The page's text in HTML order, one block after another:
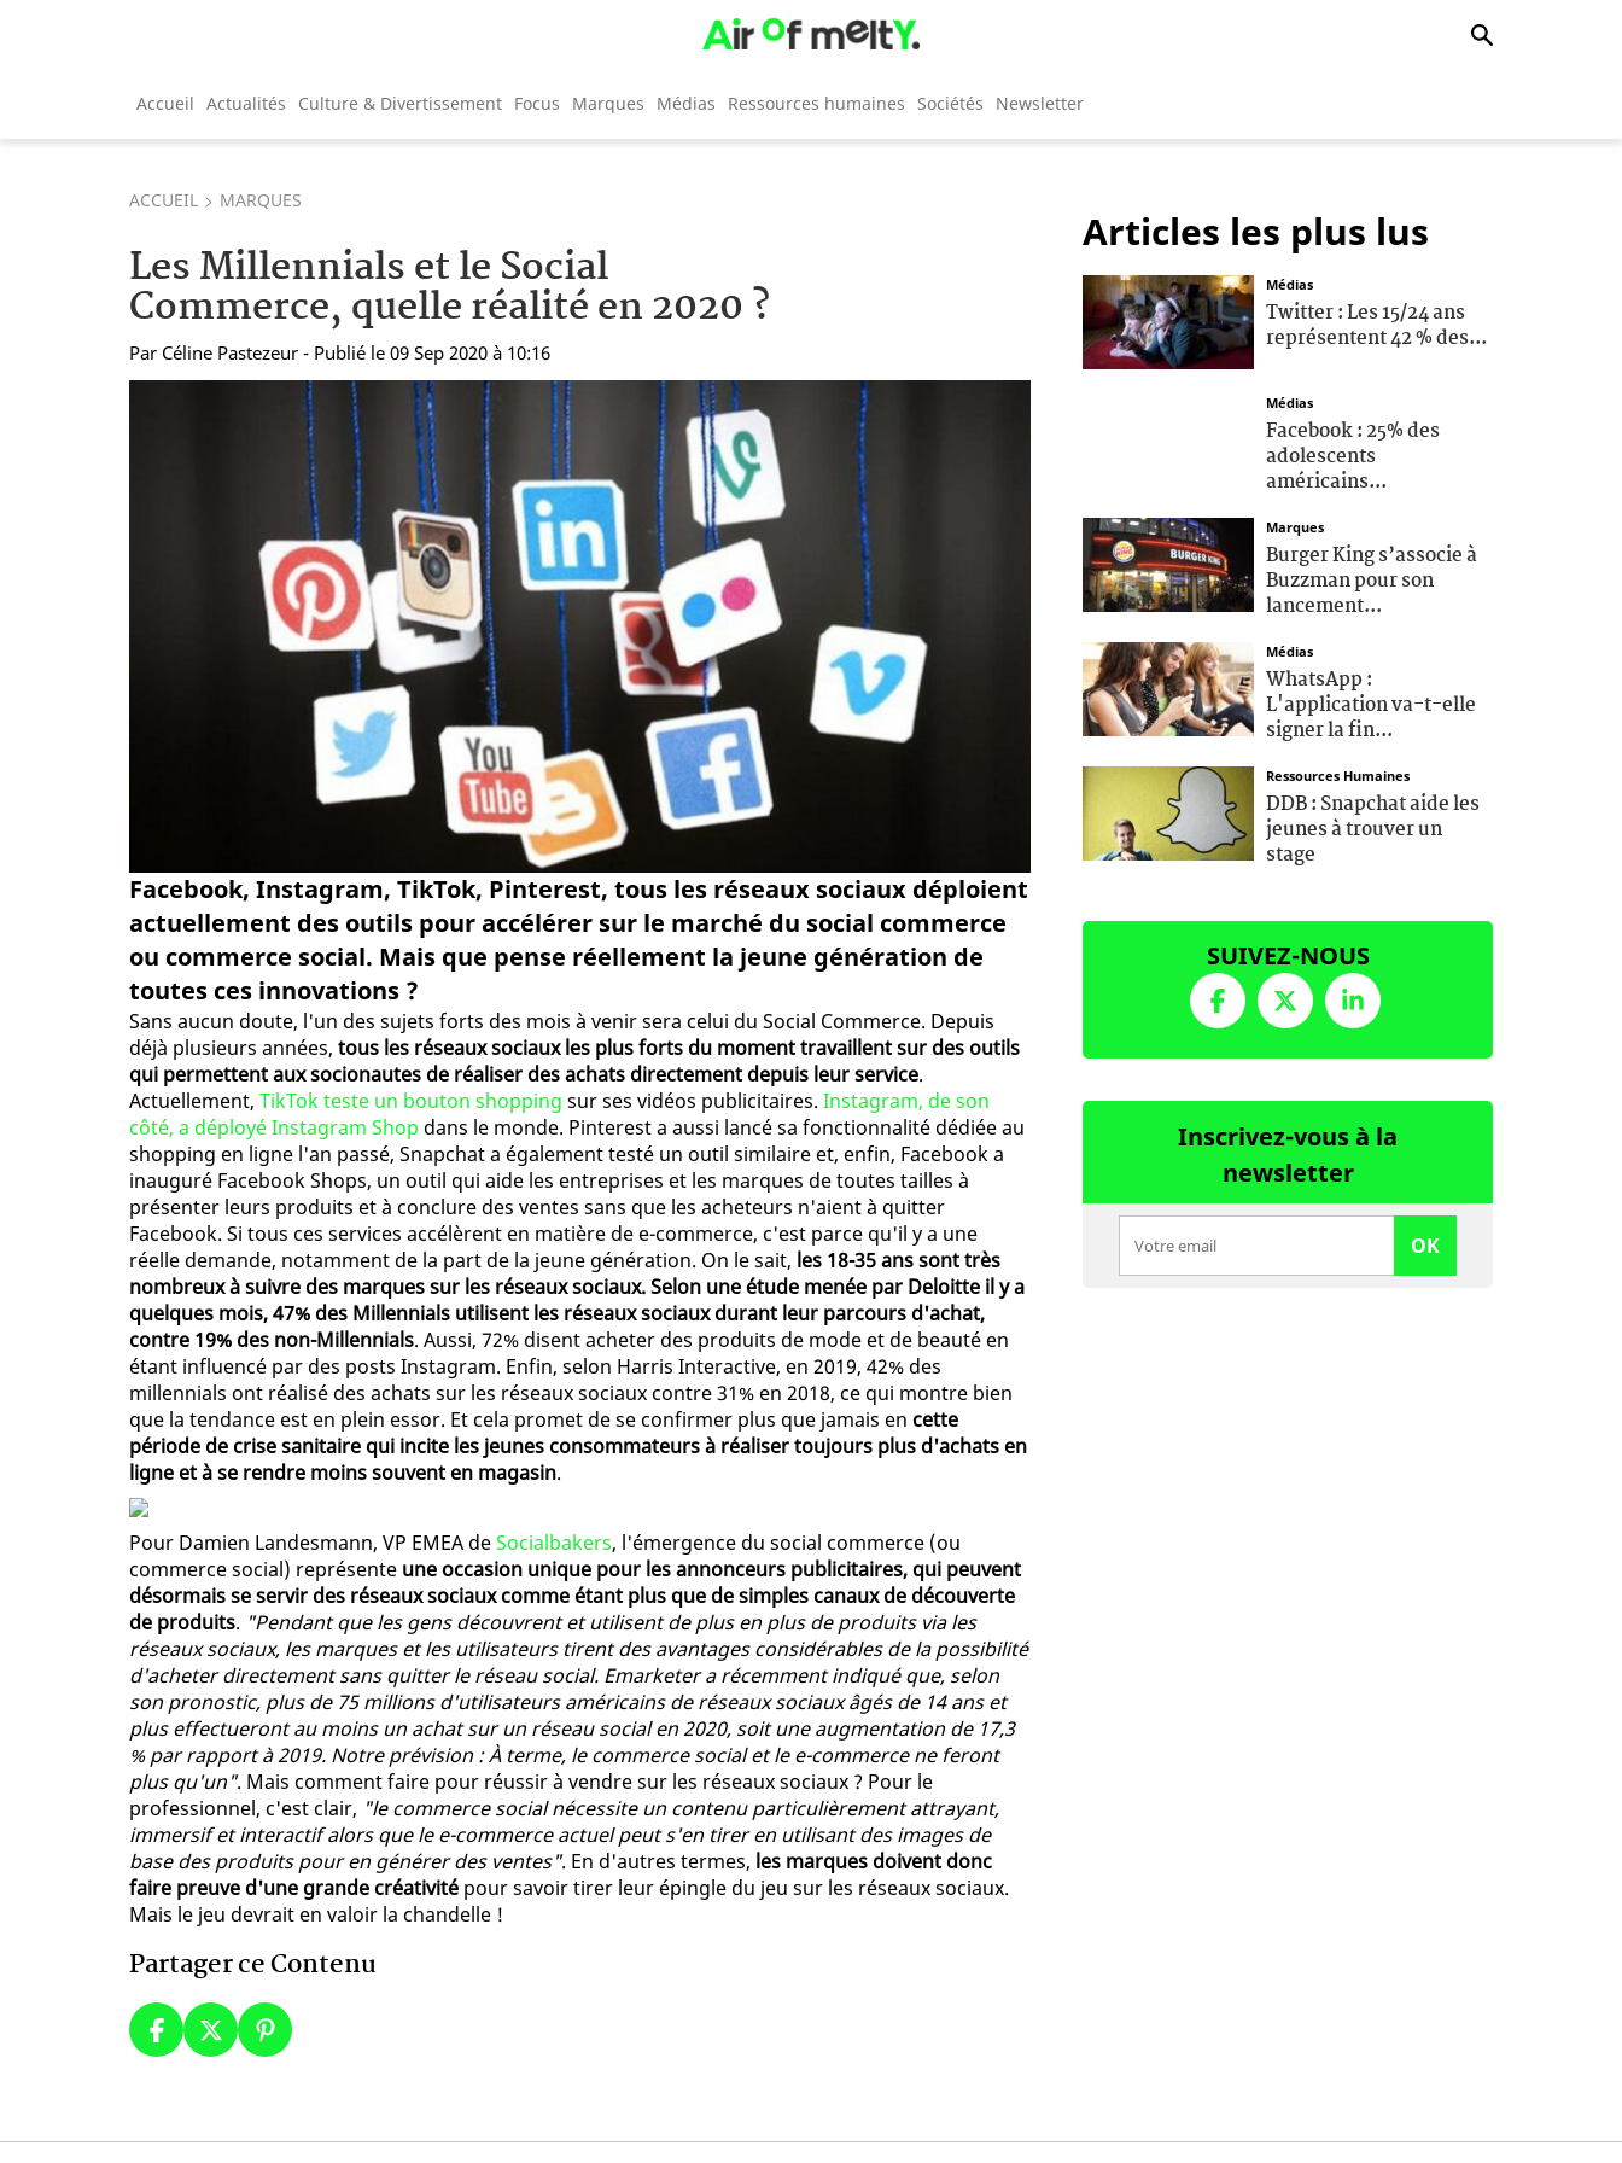
Accueil Actualités Culture & Divertissement Focus Marques Médias Ressources humaines Sociétés Newsletter
ACCUEIL MARQUES
Les Millennials et le Social
Commerce, quelle réalité en 2020 ?
Par Céline Pastezeur - Publié le 09 Sep 2020 à 10:16
Facebook, Instagram, TikTok, Pinterest, tous les réseaux sociaux déploient
actuellement des outils pour accélérer sur le marché du social commerce
ou commerce social. Mais que pense réellement la jeune génération de
toutes ces innovations ?
Sans aucun doute, l'un des sujets forts des mois à venir sera celui du Social Commerce. Depuis
déjà plusieurs années, tous les réseaux sociaux les plus forts du moment travaillent sur des outils
qui permettent aux socionautes de réaliser des achats directement depuis leur service.
Actuellement, TikTok teste un bouton shopping sur ses vidéos publicitaires. Instagram, de son
côté, a déployé Instagram Shop dans le monde. Pinterest a aussi lancé sa fonctionnalité dédiée au
shopping en ligne l'an passé, Snapchat a également testé un outil similaire et, enfin, Facebook a
inauguré Facebook Shops, un outil qui aide les entreprises et les marques de toutes tailles à
présenter leurs produits et à conclure des ventes sans que les acheteurs n'aient à quitter
Facebook. Si tous ces services accélèrent en matière de e-commerce, c'est parce qu'il y a une
réelle demande, notamment de la part de la jeune génération. On le sait, les 18-35 ans sont très
nombreux à suivre des marques sur les réseaux sociaux. Selon une étude menée par Deloitte il y a
quelques mois, 47% des Millennials utilisent les réseaux sociaux durant leur parcours d'achat,
contre 19% des non-Millennials. Aussi, 72% disent acheter des produits de mode et de beauté en
étant influencé par des posts Instagram. Enfin, selon Harris Interactive, en 2019, 42% des
millennials ont réalisé des achats sur les réseaux sociaux contre 31% en 2018, ce qui montre bien
que la tendance est en plein essor. Et cela promet de se confirmer plus que jamais en cette
période de crise sanitaire qui incite les jeunes consommateurs à réaliser toujours plus d'achats en
ligne et à se rendre moins souvent en magasin.
Pour Damien Landesmann, VP EMEA deSocialbakers, l'émergence du social commerce (ou
commerce social) représente une occasion unique pour les annonceurs publicitaires, qui peuvent
désormais se servir des réseaux sociaux comme étant plus que de simples canaux de découverte
de produits. "Pendant que les gens découvrent et utilisent de plus en plus de produits via les
réseaux sociaux, les marques et les utilisateurs tirent des avantages considérables de la possibilité
d'acheter directement sans quitter le réseau social. Emarketer a récemment indiqué que, selon
son pronostic, plus de 75 millions d'utilisateurs américains de réseaux sociaux âgés de 14 ans et
plus effectueront au moins un achat sur un réseau social en 2020, soit une augmentation de 17,3
% par rapport à 2019. Notre prévision : À terme, le commerce social et le e-commerce ne feront
plus qu'un". Mais comment faire pour réussir à vendre sur les réseaux sociaux ? Pour le
professionnel, c'est clair, "le commerce social nécessite un contenu particulièrement attrayant,
immersif et interactif alors que le e-commerce actuel peut s'en tirer en utilisant des images de
base des produits pour en générer des ventes". En d'autres termes, les marques doivent donc
faire preuve d'une grande créativité pour savoir tirer leur épingle du jeu sur les réseaux sociaux.
Mais le jeu devrait en valoir la chandelle !
Partager ce Contenu
Articles les plus lus
Médias
Twitter : Les 15/24 ans
représentent 42 % des...
Médias
Facebook : 25% des
adolescents
américains...
Marques
Burger King s’associe à
Buzzman pour son
lancement...
Médias
WhatsApp :
L'application va-t-elle
signer la fin...
Ressources Humaines
DDB : Snapchat aide les
jeunes à trouver un
stage
SUIVEZ-NOUS
Inscrivez-vous à la
newsletter
OK